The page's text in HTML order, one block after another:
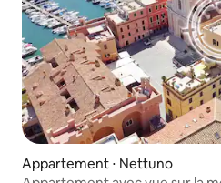
Appartement ⋅ Nettuno